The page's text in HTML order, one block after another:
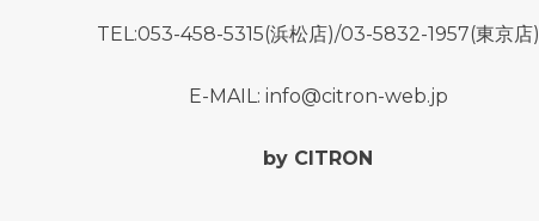
TEL:053-458-5315(浜松店)/03-5832-1957(東京店)
E-MAIL: info@citron-web.jp
by CITRON